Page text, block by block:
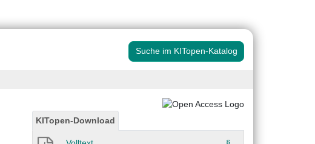
Suche im KITopen-Katalog
KITopen-Download